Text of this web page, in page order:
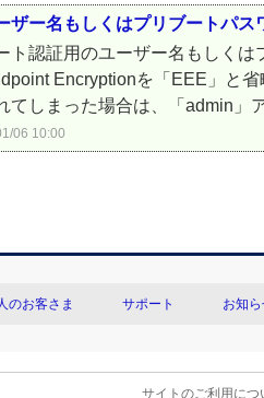
ザー名もしくはプリブートパ
ト認証用のユーザー名もしく
Encryptionを「EEE」と
てしまった場合は、「admin」
06 10:00
のお客さま サポート お知
サイトのご利用につ